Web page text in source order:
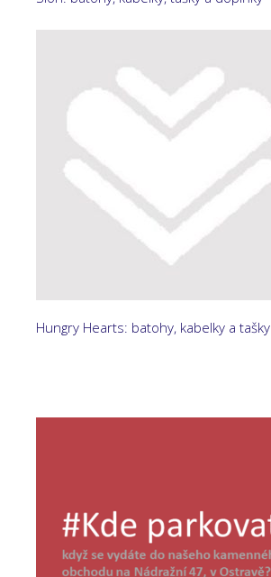
Hungry Hearts: batohy, kabelky a tašky